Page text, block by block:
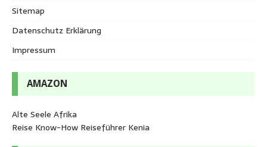
Sitemap
Datenschutz Erklärung
Impressum
AMAZON
Alte Seele Afrika
Reise Know-How Reiseführer Kenia